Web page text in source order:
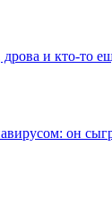
и кто-то
он